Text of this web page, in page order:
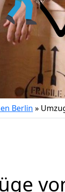
Berlin »